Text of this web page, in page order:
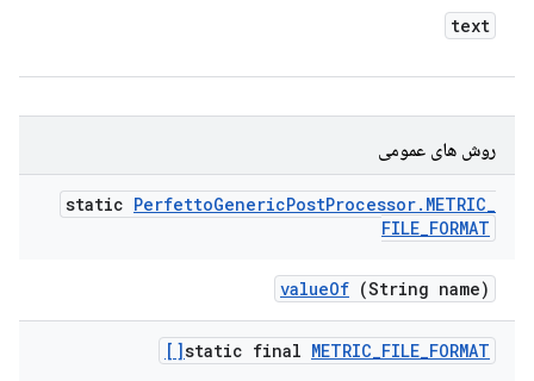
text
روش های عمومی
static PerfettoGenericPostProcessor. METRIC_
FILE_FORMAT
valueOf (String name)
static final METRIC_FILE_FORMAT[]